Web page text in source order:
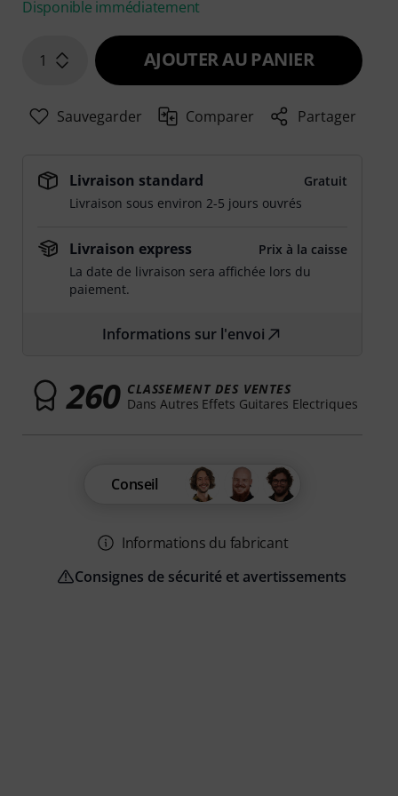
Disponible immédiatement
1 AJOUTER AU PANIER
Sauvegarder Comparer Partager
Livraison standard
Gratuit
Livraison sous environ 2-5 jours ouvrés
Livraison express
Prix à la caisse
La date de livraison sera affichée lors du
paiement.
Informations sur l'envoi
260 CLASSEMENT DES VENTES
Dans Autres Effets Guitares Electriques
Conseil
Informations du fabricant
Consignes de sécurité et avertissements